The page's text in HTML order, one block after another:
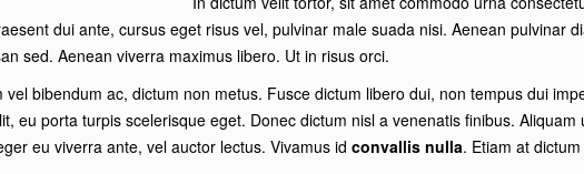
dui ante, cursus eget risus vel, pulvinar male suada nisi. Aenean pulvinar
sed. Aenean viverra maximus libero. Ut in risus orci.
bibendum ac, dictum non metus. Fusce dictum libero dui, non tempus dui
eu porta turpis scelerisque eget. Donec dictum nisl a venenatis finibus. Aliquam
eu viverra ante, vel auctor lectus. Vivamus id convallis nulla. Etiam at